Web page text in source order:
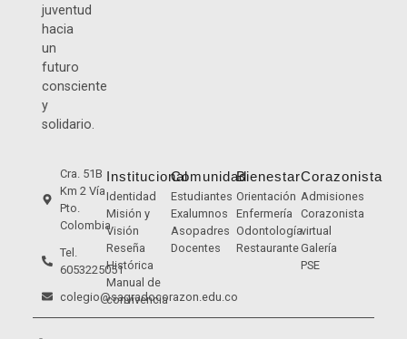
juventud
hacia
un
futuro
consciente
y
solidario.
Cra. 51B
Km 2 Vía
Pto.
Colombia
Tel.
6053225051
colegio@sagradocorazon.edu.co
Institucional
Identidad
Misión y
Visión
Reseña
Histórica
Manual de
convivencia
Comunidad
Estudiantes
Exalumnos
Asopadres
Docentes
Bienestar
Orientación
Enfermería
Odontología
Restaurante
Corazonista
Admisiones
Corazonista
virtual
Galería
PSE